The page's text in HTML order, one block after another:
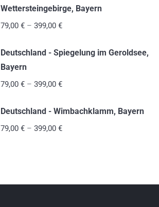
Wettersteingebirge, Bayern
79,00 € – 399,00 €
Deutschland - Spiegelung im Geroldsee,
Bayern
79,00 € – 399,00 €
Deutschland - Wimbachklamm, Bayern
79,00 € – 399,00 €